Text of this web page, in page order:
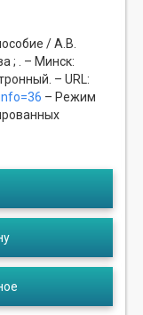
/ А.В.
; . – Минск:
– URL:
– Режим